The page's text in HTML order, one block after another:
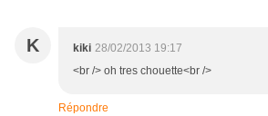
K kiki 28/02/2013 19:17
<br /> oh tres chouette<br />
Répondre